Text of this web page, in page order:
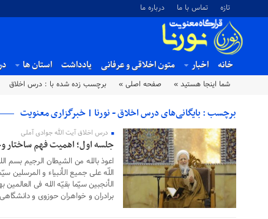
تازه تماس با ما درباره ما
خانه اخبار متون اخلاقی و عرفانی یادداشت استان ها
شما اینجا هستید » صفحه اصلی » برچسب زده شده با : درس اخلاق
برچسب : بایگانی‌های درس اخلاق - نورنا | خبرگزاری معنویت
۰۵ فروردین ۱۴۰۴
درس اخلاق آیت الله جوادی آملی
جلسه اول؛ اهمیت فهم ساختار
اعوذ بالله من الشیطان الرجیم بسم
اللّه علی جمیع الأنبیاء و المرسلین
الأنجبین سیّما بقیّه الله فی
برادران و خواهران حوزوی و